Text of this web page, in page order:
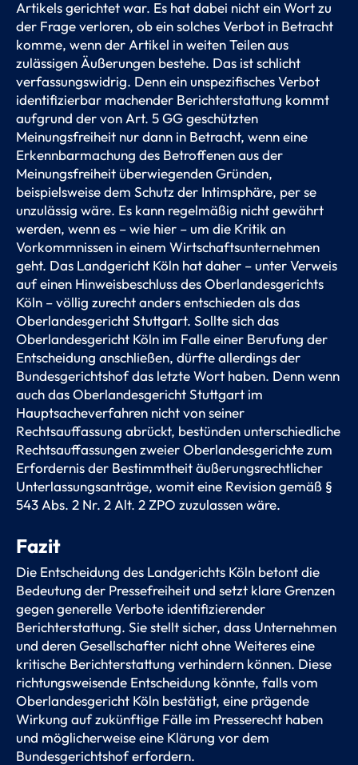
Artikels gerichtet war. Es hat dabei nicht ein Wort zu
der Frage verloren, ob ein solches Verbot in Betracht
komme, wenn der Artikel in weiten Teilen aus
zulässigen Äußerungen bestehe. Das ist schlicht
verfassungswidrig. Denn ein unspezifisches Verbot
identifizierbar machender Berichterstattung kommt
aufgrund der von Art. 5 GG geschützten
Meinungsfreiheit nur dann in Betracht, wenn eine
Erkennbarmachung des Betroffenen aus der
Meinungsfreiheit überwiegenden Gründen,
beispielsweise dem Schutz der Intimsphäre, per se
unzulässig wäre. Es kann regelmäßig nicht gewährt
werden, wenn es – wie hier – um die Kritik an
Vorkommnissen in einem Wirtschaftsunternehmen
geht. Das Landgericht Köln hat daher – unter Verweis
auf einen Hinweisbeschluss des Oberlandesgerichts
Köln – völlig zurecht anders entschieden als das
Oberlandesgericht Stuttgart. Sollte sich das
Oberlandesgericht Köln im Falle einer Berufung der
Entscheidung anschließen, dürfte allerdings der
Bundesgerichtshof das letzte Wort haben. Denn wenn
auch das Oberlandesgericht Stuttgart im
Hauptsacheverfahren nicht von seiner
Rechtsauffassung abrückt, bestünden unterschiedliche
Rechtsauffassungen zweier Oberlandesgerichte zum
Erfordernis der Bestimmtheit äußerungsrechtlicher
Unterlassungsanträge, womit eine Revision gemäß §
543 Abs. 2 Nr. 2 Alt. 2 ZPO zuzulassen wäre.
Fazit
Die Entscheidung des Landgerichts Köln betont die
Bedeutung der Pressefreiheit und setzt klare Grenzen
gegen generelle Verbote identifizierender
Berichterstattung. Sie stellt sicher, dass Unternehmen
und deren Gesellschafter nicht ohne Weiteres eine
kritische Berichterstattung verhindern können. Diese
richtungsweisende Entscheidung könnte, falls vom
Oberlandesgericht Köln bestätigt, eine prägende
Wirkung auf zukünftige Fälle im Presserecht haben
und möglicherweise eine Klärung vor dem
Bundesgerichtshof erfordern.